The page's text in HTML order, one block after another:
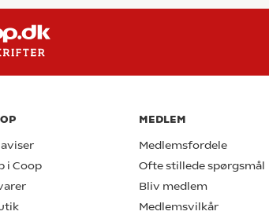
i Coop
MEDLEM
Medlemsfordele
Ofte stillede spørgsmål
Bliv medlem
Medlemsvilkår